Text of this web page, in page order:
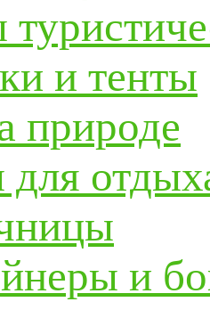
и тенты
природе
для
и